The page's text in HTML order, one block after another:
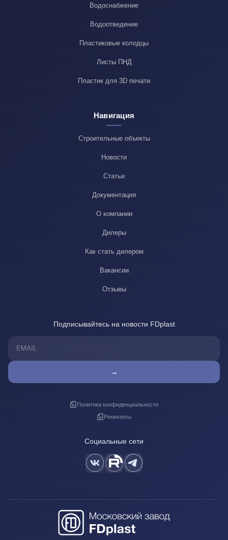
Водоснабжение
Водоотведение
Пластиковые колодцы
Листы ПНД
Пластик для 3D печати
Навигация
Строительные объекты
Новости
Статьи
Документация
О компании
Дилеры
Как стать дилером
Вакансии
Отзывы
Подписывайтесь на новости FDplast
→
Политика конфиденциальности
Реквизиты
Социальные сети